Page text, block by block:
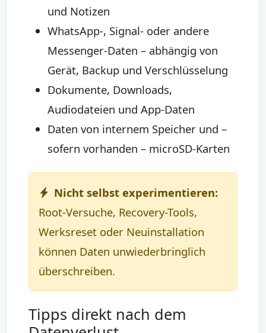
und Notizen
WhatsApp-, Signal- oder andere
Messenger-Daten – abhängig von
Gerät, Backup und Verschlüsselung
Dokumente, Downloads,
Audiodateien und App-Daten
Daten von internem Speicher und –
sofern vorhanden – microSD-Karten
Nicht selbst experimentieren:
Root-Versuche, Recovery-Tools,
Werksreset oder Neuinstallation
können Daten unwiederbringlich
überschreiben.
Tipps direkt nach dem